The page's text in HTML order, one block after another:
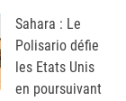
Sahara : Le
Polisario défie
les Etats Unis
en poursuivant